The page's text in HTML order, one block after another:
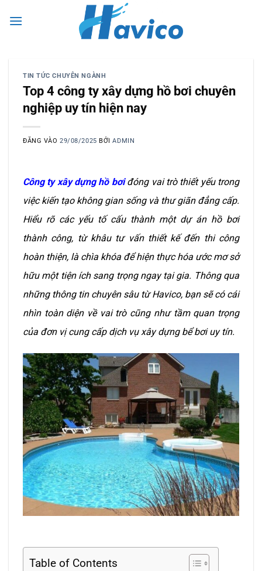
qua
TIN TỨC CHUYÊN NGÀNH
Top 4 công ty xây dựng hồ bơi chuyên
nghiệp uy tín hiện nay
ĐĂNG VÀO29/08/2025 BỞIADMIN
Công ty xây dựng hồ bơiđóng vai trò thiết yếu trong
việc kiến tạo không gian sống và thư giãn đẳng cấp.
Hiểu rõ các yếu tố cấu thành một dự án hồ bơi
thành công, từ khâu tư vấn thiết kế đến thi công
hoàn thiện, là chìa khóa để hiện thực hóa ước mơ sở
hữu một tiện ích sang trọng ngay tại gia. Thông qua
những thông tin chuyên sâu từ Havico, bạn sẽ có cái
nhìn toàn diện về vai trò cũng như tầm quan trọng
của đơn vị cung cấp dịch vụ xây dựng bể bơi uy tín.
Table of Contents